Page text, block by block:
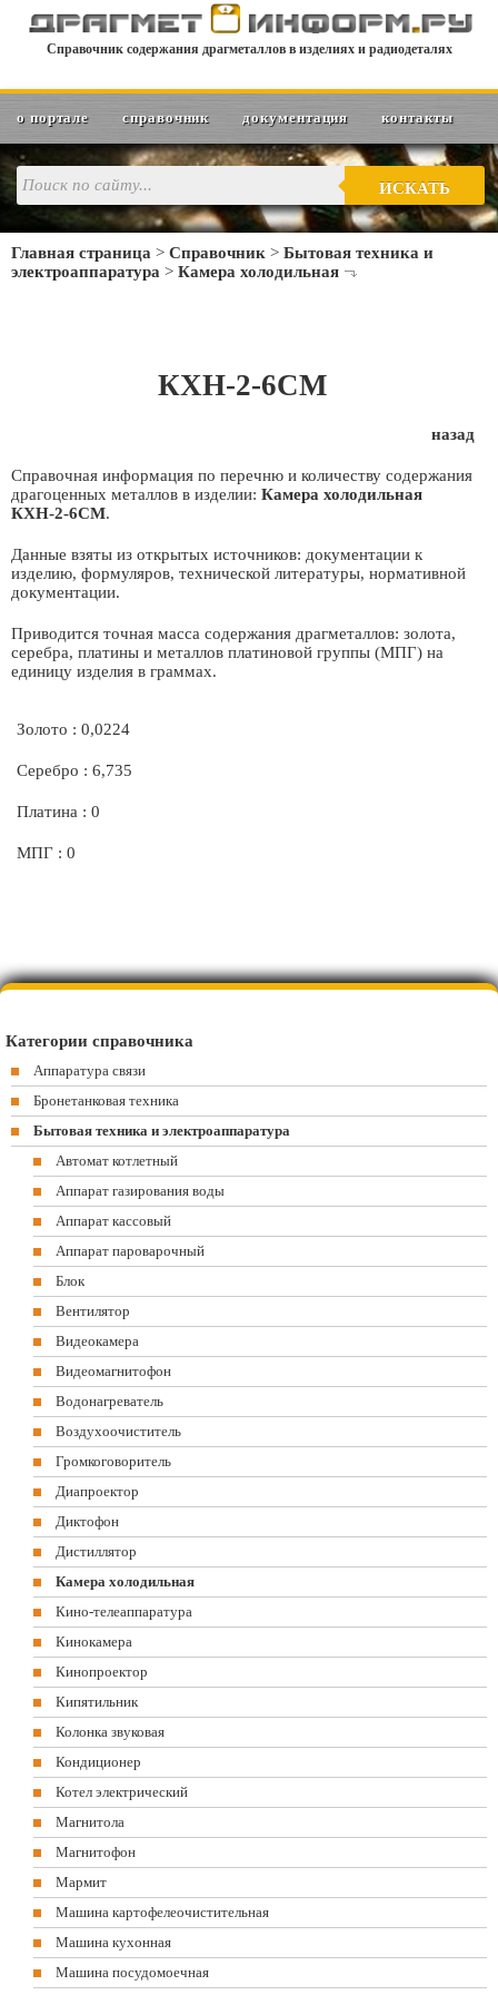
Справочник содержания драгметаллов в изделиях и радиодеталях
о портале справочник документация контакты
ИСКАТЬ
Главная страница > Справочник > Бытовая техника и
электроаппаратура > Камера холодильная
КХН-2-6СМ
назад
Справочная информация по перечню и количеству содержания
драгоценных металлов в изделии: Камера холодильная
КХН-2-6СМ.
Данные взяты из открытых источников: документации к
изделию, формуляров, технической литературы, нормативной
документации.
Приводится точная масса содержания драгметаллов: золота,
серебра, платины и металлов платиновой группы (МПГ) на
единицу изделия в граммах.
Золото : 0,0224
Серебро : 6,735
Платина : 0
МПГ : 0
Категории справочника
Аппаратура связи
Бронетанковая техника
Бытовая техника и электроаппаратура
Автомат котлетный
Аппарат газирования воды
Аппарат кассовый
Аппарат пароварочный
Блок
Вентилятор
Видеокамера
Видеомагнитофон
Водонагреватель
Воздухоочиститель
Громкоговоритель
Диапроектор
Диктофон
Дистиллятор
Камера холодильная
Кино-телеаппаратура
Кинокамера
Кинопроектор
Кипятильник
Колонка звуковая
Кондиционер
Котел электрический
Магнитола
Магнитофон
Мармит
Машина картофелеочистительная
Машина кухонная
Машина посудомоечная